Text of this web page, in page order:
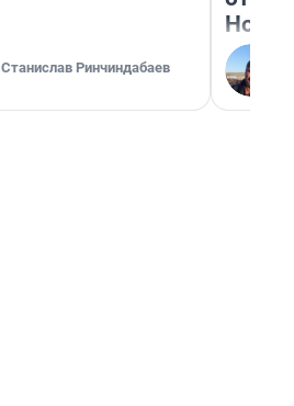
Станислав Ринчиндабаев